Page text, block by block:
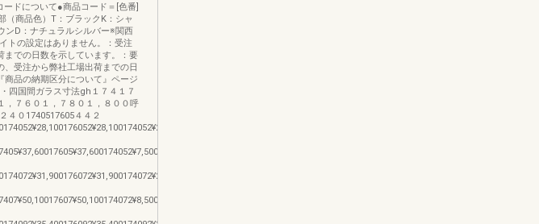
ドについて●商品コード＝[色番]
（商品色）T：ブラックK：シャ
ンD：ナチュラルシルバー※関西
トの設定はありません。：受注
までの日数を示しています。：要
受注から弊社工場出荷までの日
品の納期区分について』ページ
四国間ガラス寸法gh１７４１７
，７６０１，７８０１，８００呼
４０1740517605４４２